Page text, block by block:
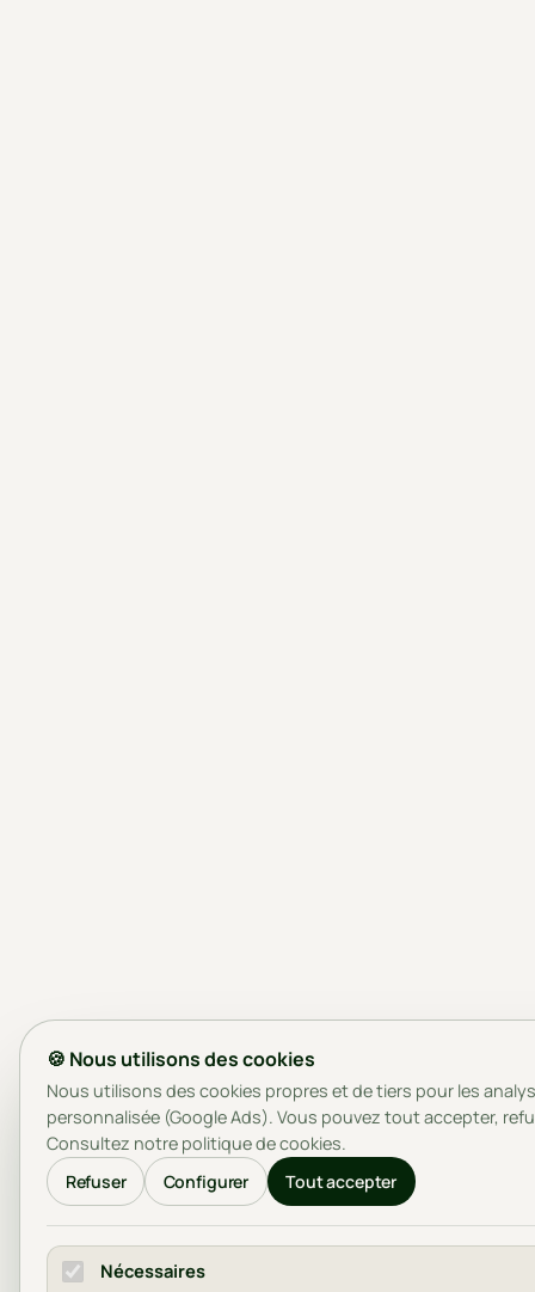
🍪 Nous utilisons des cookies
Nous utilisons des cookies propres et de tiers pour les
personnalisée (Google Ads). Vous pouvez tout accepter,
Consultez notre politique de cookies.
Refuser
Configurer Tout accepter
Nécessaires